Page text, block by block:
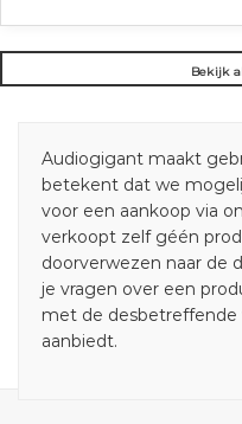
Bekijk
Audiogigant maakt
betekent dat we
voor een aankoop via
verkoopt zelf géén
doorverwezen naar de
je vragen over een
met de
aanbiedt.